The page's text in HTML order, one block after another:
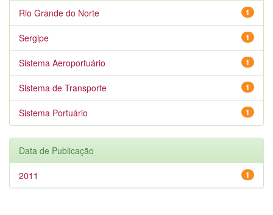
1
Rio Grande do Norte
1
Sergipe
1
Sistema Aeroportuário
1
Sistema de Transporte
1
Sistema Portuário
Data de Publicação
1
2011